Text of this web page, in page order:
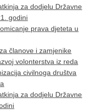
za dodjelu Državne
godini
prava djeteta u
članove i zamjenike
volonterstva iz reda
civilnoga društva
za dodjelu Državne